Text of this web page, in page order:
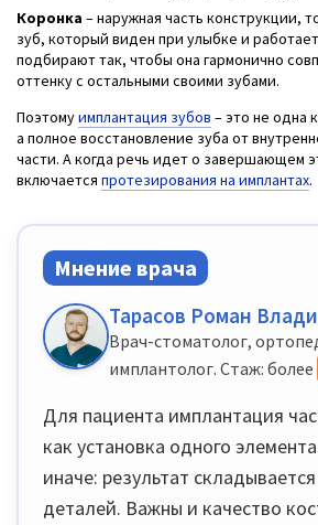
Коронка – наружная часть конструкции,
зуб, который виден при улыбке и
подбирают так, чтобы она гармонично
оттенку с остальными своими зубами.
Поэтомуимплантация зубов – это не одна
а полное восстановление зуба от
части. А когда речь идет о завершающем
включается протезирования на имплантах.
Мнение врача
Тарасов Роман
Врач-стоматолог,
имплантолог. Стаж: более
Для пациента имплантация
как установка одного
иначе: результат
деталей. Важны и качество